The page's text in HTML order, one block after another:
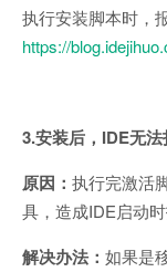
执行安装脚本时，
https://
3.安装后，IDE无
原因： 执行完激活
具，造成IDE启动
解决办法： 如果是